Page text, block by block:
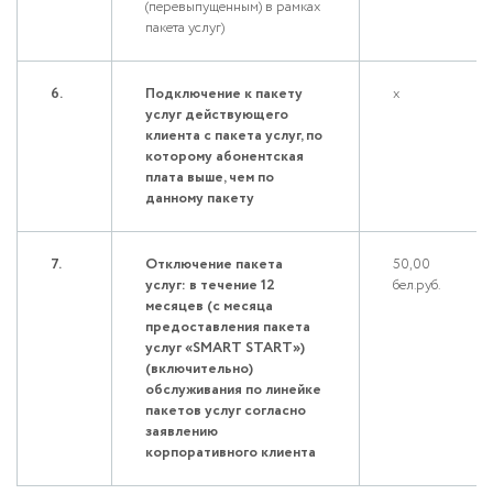
(перевыпущенным) в рамках
пакета услуг)
6.
Подключение к пакету
услуг действующего
клиента с пакета услуг, по
которому абонентская
плата выше, чем по
данному пакету
х
7.
Отключение пакета
услуг: в течение 12
месяцев (c месяца
предоставления пакета
услуг «SMART START»)
(включительно)
обслуживания по линейке
пакетов услуг согласно
заявлению
корпоративного клиента
50,00
бел.руб.